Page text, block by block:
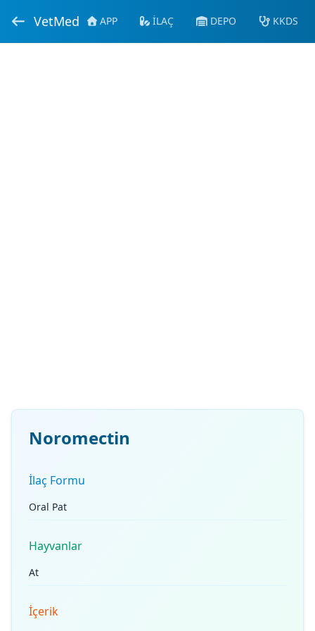
VetMed APP İLAÇ DEPO KKDS
Noromectin
İlaç Formu
Oral Pat
Hayvanlar
At
İçerik